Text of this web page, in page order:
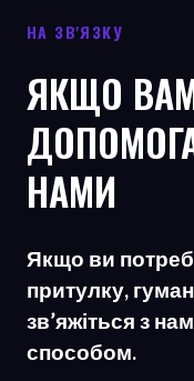
НА ЗВ'ЯЗКУ
ЯКЩО
НАМИ
Якщо ви
притулку,
зв’яжіться з
способом.